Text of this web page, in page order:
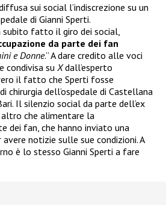
sui social l’indiscrezione su un
di Gianni Sperti.
subito fatto il giro dei social,
da parte dei fan
e Donne.” A dare credito alle voci
condivisa su Xdall’esperto
il fatto che Sperti fosse
chirurgia dell’ospedale di Castellana
Il silenzio social da parte dell’ex
che alimentare la
dei fan, che hanno inviato una
avere notizie sulle sue condizioni. A
è lo stesso Gianni Sperti a fare